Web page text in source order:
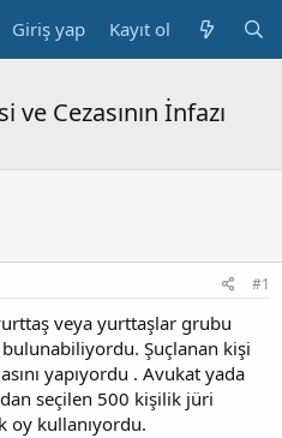
Giriş yap Kayıt ol
Cezasının İnfazı
#1
veya yurttaşlar grubu
Şuçlanan kişi
yapıyordu . Avukat yada
seçilen 500 kişilik jüri
oy kullanıyordu.